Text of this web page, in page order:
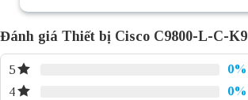
Đánh giá Thiết bị Cisco C9800-L-C-K9
5 0%
4
0%